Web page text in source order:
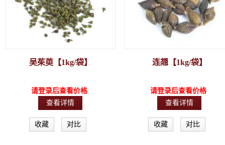
吴茱萸【1kg/袋】
请登录后查看价格
查看详情
收藏 对比
连翘【1kg/袋】
请登录后查看价格
查看详情
收藏 对比